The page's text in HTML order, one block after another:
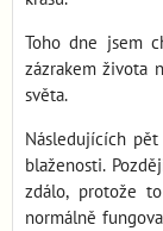
Toho dne jsem
zázrakem života
světa.
Následujících
blaženosti.
zdálo, protože
normálně